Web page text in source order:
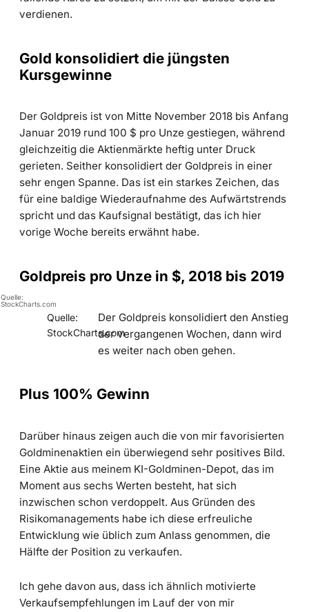
verdienen.
Gold konsolidiert die jüngsten
Kursgewinne
Der Goldpreis ist von Mitte November 2018 bis Anfang
Januar 2019 rund 100 $ pro Unze gestiegen, während
gleichzeitig die Aktienmärkte heftig unter Druck
gerieten. Seither konsolidiert der Goldpreis in einer
sehr engen Spanne. Das ist ein starkes Zeichen, das
für eine baldige Wiederaufnahme des Aufwärtstrends
spricht und das Kaufsignal bestätigt, das ich hier
vorige Woche bereits erwähnt habe.
Goldpreis pro Unze in $, 2018 bis 2019
Quelle:
StockCharts.com
Quelle:
StockCharts.com
Der Goldpreis konsolidiert den Anstieg
der vergangenen Wochen, dann wird
es weiter nach oben gehen.
Plus 100% Gewinn
Darüber hinaus zeigen auch die von mir favorisierten
Goldminenaktien ein überwiegend sehr positives Bild.
Eine Aktie aus meinem KI-Goldminen-Depot, das im
Moment aus sechs Werten besteht, hat sich
inzwischen schon verdoppelt. Aus Gründen des
Risikomanagements habe ich diese erfreuliche
Entwicklung wie üblich zum Anlass genommen, die
Hälfte der Position zu verkaufen.
Ich gehe davon aus, dass ich ähnlich motivierte
Verkaufsempfehlungen im Lauf der von mir